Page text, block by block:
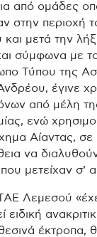
από ομάδες
στην περιοχή
και μετά την
σύμφωνα με
Τύπου της
έγινε
από μέλη
ενώ
Αίαντας, σε
να
μετείχαν σ’
Λεμεσού
ειδική
έκτροπα,